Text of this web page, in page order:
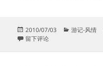
发
布
2010/07/03
分
游记-风情
于上海世博会图记－连载之五
留下评论